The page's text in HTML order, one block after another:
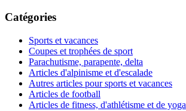
Catégories
Sports et vacances
Coupes et trophées de sport
Parachutisme, parapente, delta
Articles d'alpinisme et d'escalade
Autres articles pour sports et vacances
Articles de football
Articles de fitness, d'athlétisme et de yoga